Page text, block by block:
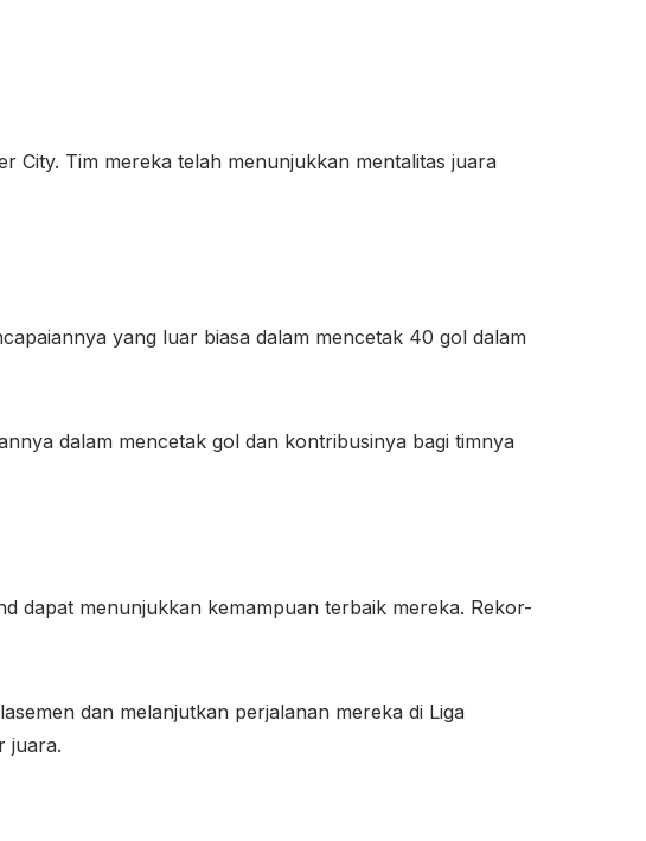
City. Tim mereka telah menunjukkan mentalitas juara
yang luar biasa dalam mencetak 40 gol dalam
dalam mencetak gol dan kontribusinya bagi timnya
dapat menunjukkan kemampuan terbaik mereka. Rekor-
dan melanjutkan perjalanan mereka di Liga
juara.